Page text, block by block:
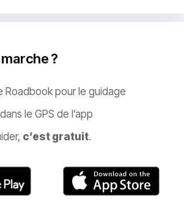
?
Roadbook pour le guidage
le GPS de l’app
c’est gratuit.